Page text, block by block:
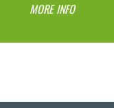
MORE INFO